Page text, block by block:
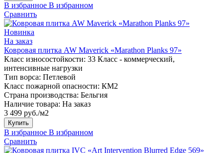
В избранное В избранном
Сравнить
Новинка
На заказ
Ковровая плитка AW Maverick «Marathon Planks 97»
Класс износостойкости: 33 Класс - коммерческий,
интенсивные нагрузки
Тип ворса: Петлевой
Класс пожарной опасности: КМ2
Страна производства: Бельгия
Наличие товара: На заказ
3 499 руб./м2
Купить
В избранное В избранном
Сравнить